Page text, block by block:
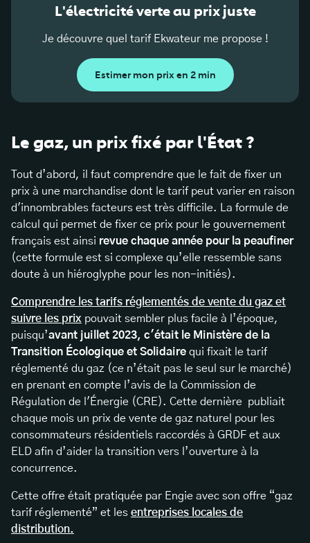
L'électricité verte au prix juste
Je découvre quel tarif Ekwateur me propose !
Estimer mon prix en 2 min
Le gaz, un prix fixé par l'État ?
Tout d’abord, il faut comprendre que le fait de fixer un
prix à une marchandise dont le tarif peut varier en raison
d'innombrables facteurs est très difficile. La formule de
calcul qui permet de fixer ce prix pour le gouvernement
français est ainsi revue chaque année pour la peaufiner
(cette formule est si complexe qu’elle ressemble sans
doute à un hiéroglyphe pour les non-initiés).
Comprendre les tarifs réglementés de vente du gaz et
suivre les prix pouvait sembler plus facile à l’époque,
puisqu’avant juillet 2023, c'était le Ministère de la
Transition Écologique et Solidaire qui fixait le tarif
réglementé du gaz (ce n’était pas le seul sur le marché)
en prenant en compte l’avis de la Commission de
Régulation de l'Énergie (CRE). Cette dernière publiait
chaque mois un prix de vente de gaz naturel pour les
consommateurs résidentiels raccordés à GRDF et aux
ELD afin d’aider la transition vers l’ouverture à la
concurrence.
Cette offre était pratiquée par Engie avec son offre “gaz
tarif réglementé” et les entreprises locales de
distribution.